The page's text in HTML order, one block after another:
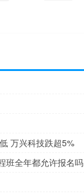
万兴科技跌超5%
班全年都允许报名吗